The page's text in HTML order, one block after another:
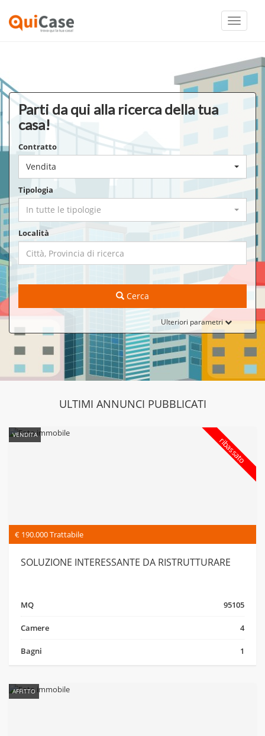
Toggle
Parti da qui alla ricerca della tua
casa!
Contratto
Vendita
Tipologia
In tutte le tipologie
Località
Cerca
Ulteriori parametri
ULTIMI ANNUNCI PUBBLICATI
ribassato
€ 190.000 Trattabile
VENDITA
SOLUZIONE INTERESSANTE DA RISTRUTTURARE
MQ 95105
Camere 4
Bagni 1
AFFITTO